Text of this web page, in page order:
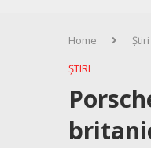
Home Știri
ȘTIRI